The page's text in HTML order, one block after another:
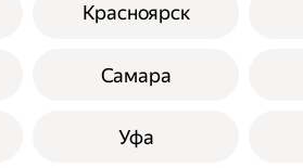
Красноярск
Самара
Уфа